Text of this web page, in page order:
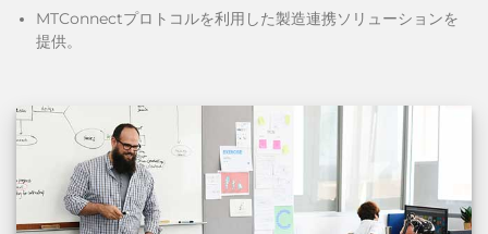
MTConnectプロトコルを利用した製造連携ソリューションを
提供。